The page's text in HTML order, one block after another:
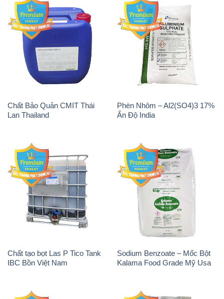
Chất Bảo Quản CMIT Thái
Lan Thailand
Phèn Nhôm – Al2(SO4)3 17%
Ấn Độ India
Chất tạo bọt Las P Tico Tank
IBC Bồn Việt Nam
Sodium Benzoate – Mốc Bột
Kalama Food Grade Mỹ Usa